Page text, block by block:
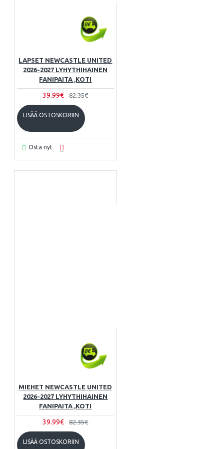
LAPSET NEWCASTLE UNITED
2026-2027 LYHYTHIHAINEN
FANIPAITA ,KOTI
39.99€ 82.35€
LISÄÄ OSTOSKORIIN
Osta nyt
MIEHET NEWCASTLE UNITED
2026-2027 LYHYTHIHAINEN
FANIPAITA ,KOTI
39.99€ 82.35€
LISÄÄ OSTOSKORIIN